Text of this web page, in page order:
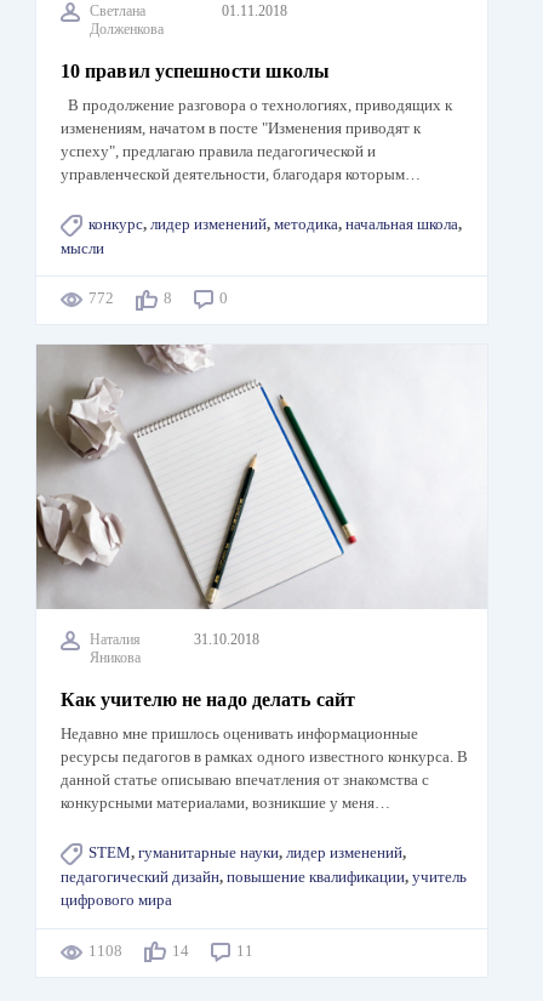
Светлана
Долженкова
01.11.2018
10 правил успешности школы
В продолжение разговора о технологиях, приводящих к
изменениям, начатом в посте "Изменения приводят к
успеху", предлагаю правила педагогической и
управленческой деятельности, благодаря которым…
конкурс, лидер изменений, методика, начальная школа,
мысли
772 8 0
Наталия
Яникова
31.10.2018
Как учителю не надо делать сайт
Недавно мне пришлось оценивать информационные
ресурсы педагогов в рамках одного известного конкурса. В
данной статье описываю впечатления от знакомства с
конкурсными материалами, возникшие у меня…
STEM, гуманитарные науки, лидер изменений,
педагогический дизайн, повышение квалификации, учитель
цифрового мира
1108 14 11